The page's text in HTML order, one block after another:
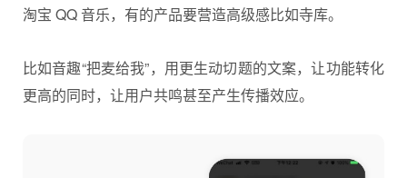
淘宝 QQ 音乐，有的产品要营造高级感比如寺库。
比如音趣“把麦给我”，用更生动切题的文案，让功能转化
更高的同时，让用户共鸣甚至产生传播效应。